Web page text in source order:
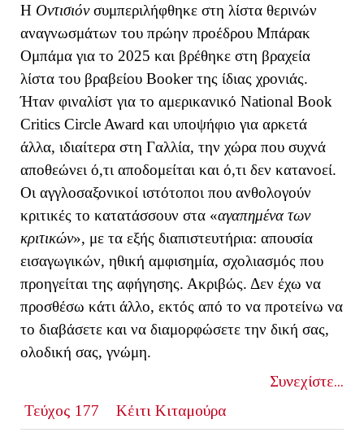
Η Οντισιόνσυμπεριλήφθηκε στη λίστα θερινών
αναγνωσμάτων του πρώην προέδρου Μπάρακ
Ομπάμα για το 2025 και βρέθηκε στη βραχεία
λίστα του βραβείου Bookerτης ίδιας χρονιάς.
Ήταν φιναλίστ για το αμερικανικό National Book
Critics Circle Award και υποψήφιο για αρκετά
άλλα, ιδιαίτερα στη Γαλλία, την χώρα που συχνά
αποθεώνει ό,τι αποδομείται και ό,τι δεν κατανοεί.
Οι αγγλοσαξονικοί ιστότοποι που ανθολογούν
κριτικές το κατατάσσουν στα «αγαπημένα των
κριτικών», με τα εξής διαπιστευτήρια: απουσία
εισαγωγικών, ηθική αμφισημία, σχολιασμός που
προηγείται της αφήγησης. Ακριβώς. Δεν έχω να
προσθέσω κάτι άλλο, εκτός από το να προτείνω να
το διαβάσετε και να διαμορφώσετε την δική σας,
ολοδική σας, γνώμη.
Συνεχίστε...
Τεύχος 177
Κέιτι Κιταμούρα